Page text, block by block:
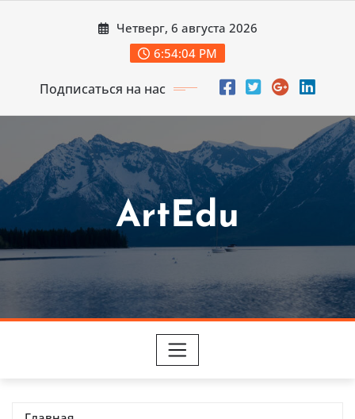
Четверг, 6 августа 2026
6:54:06 PM
Подписаться на нас
ArtEdu